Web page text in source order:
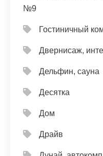
№9
Гостиничный
Двернисаж,
Дельфин, сауна
Десятка
Дом
Драйв